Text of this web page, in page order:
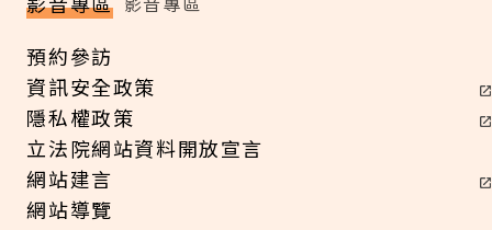
預約參訪
資訊安全政策
隱私權政策
立法院網站資料開放宣言
網站建言
網站導覽